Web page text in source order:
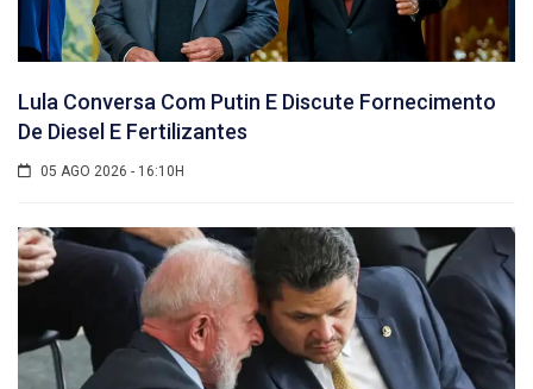
Lula Conversa Com Putin E Discute Fornecimento
De Diesel E Fertilizantes
05 AGO 2026 - 16:10H